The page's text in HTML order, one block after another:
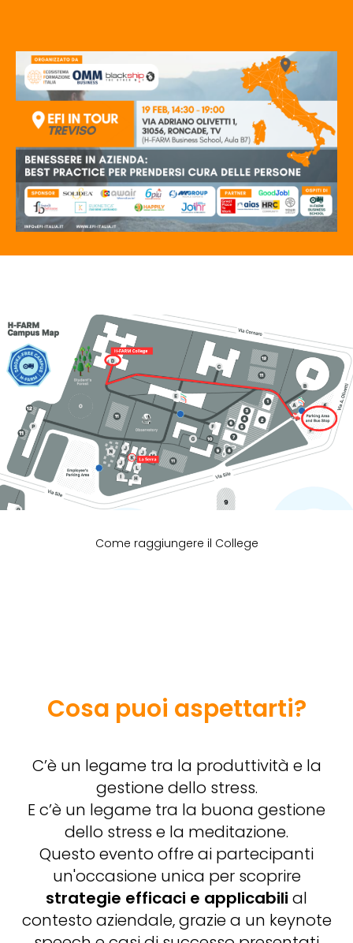
Come raggiungere il College
Cosa puoi aspettarti?
C’è un legame tra la produttività e la
gestione dello stress.
E c’è un legame tra la buona gestione
dello stress e la meditazione.
Questo evento offre ai partecipanti
un'occasione unica per scoprire
strategie efficaci e applicabili al
contesto aziendale, grazie a un keynote